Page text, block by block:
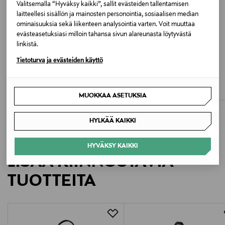
Valitsemalla “Hyväksy kaikki”, sallit evästeiden tallentamisen
laitteellesi sisällön ja mainosten personointia, sosiaalisen median
ominaisuuksia sekä liikenteen analysointia varten. Voit muuttaa
evästeasetuksiasi milloin tahansa sivun alareunasta löytyvästä
linkistä.
Tietoturva ja evästeiden käyttö
MUOKKAA ASETUKSIA
HYLKÄÄ KAIKKI
HYVÄKSY KAIKKI
Pintapesu
Väri
GREEN
Oy Martinex Ab
Oy Martinex Ab, Kuninkaanväylä 37, 20320, Turku,
ETUKUPONKITUOTE
49,00 €
LISÄÄ KIINNOSTAVIA
TUOTTEITA